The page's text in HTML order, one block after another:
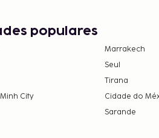
populares
Marrakech
Seul
Tirana
City
Cidade do
Sarande